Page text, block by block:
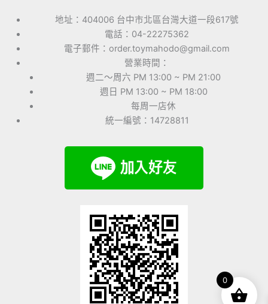
地址：404006 台中市北區台灣大道一段617號
電話：04-22275362
電子郵件：order.toymahodo@gmail.com
營業時間：
週二～周六 PM 13:00 ~ PM 21:00
週日 PM 13:00 ~ PM 18:00
每周一店休
統一編號：14728811
0